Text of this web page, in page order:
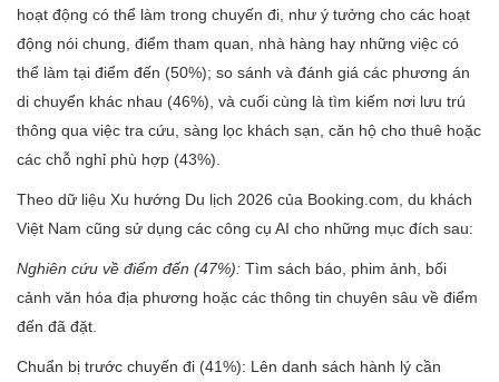
hoạt động có thể làm trong chuyến đi, như ý tưởng cho các hoạt
động nói chung, điểm tham quan, nhà hàng hay những việc có
thể làm tại điểm đến (50%); so sánh và đánh giá các phương án
di chuyển khác nhau (46%), và cuối cùng là tìm kiếm nơi lưu trú
thông qua việc tra cứu, sàng lọc khách sạn, căn hộ cho thuê hoặc
các chỗ nghỉ phù hợp (43%).
Theo dữ liệu Xu hướng Du lịch 2026 của Booking.com, du khách
Việt Nam cũng sử dụng các công cụ AI cho những mục đích sau:
Nghiên cứu về điểm đến (47%): Tìm sách báo, phim ảnh, bối
cảnh văn hóa địa phương hoặc các thông tin chuyên sâu về điểm
đến đã đặt.
Chuẩn bị trước chuyến đi (41%): Lên danh sách hành lý cần